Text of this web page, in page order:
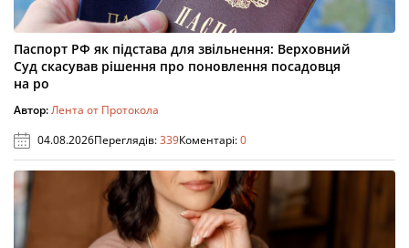
Паспорт РФ як підстава для звільнення: Верховний
Суд скасував рішення про поновлення посадовця
на ро
Автор:Лента от Протокола
04.08.2026Переглядів:339Коментарі:0